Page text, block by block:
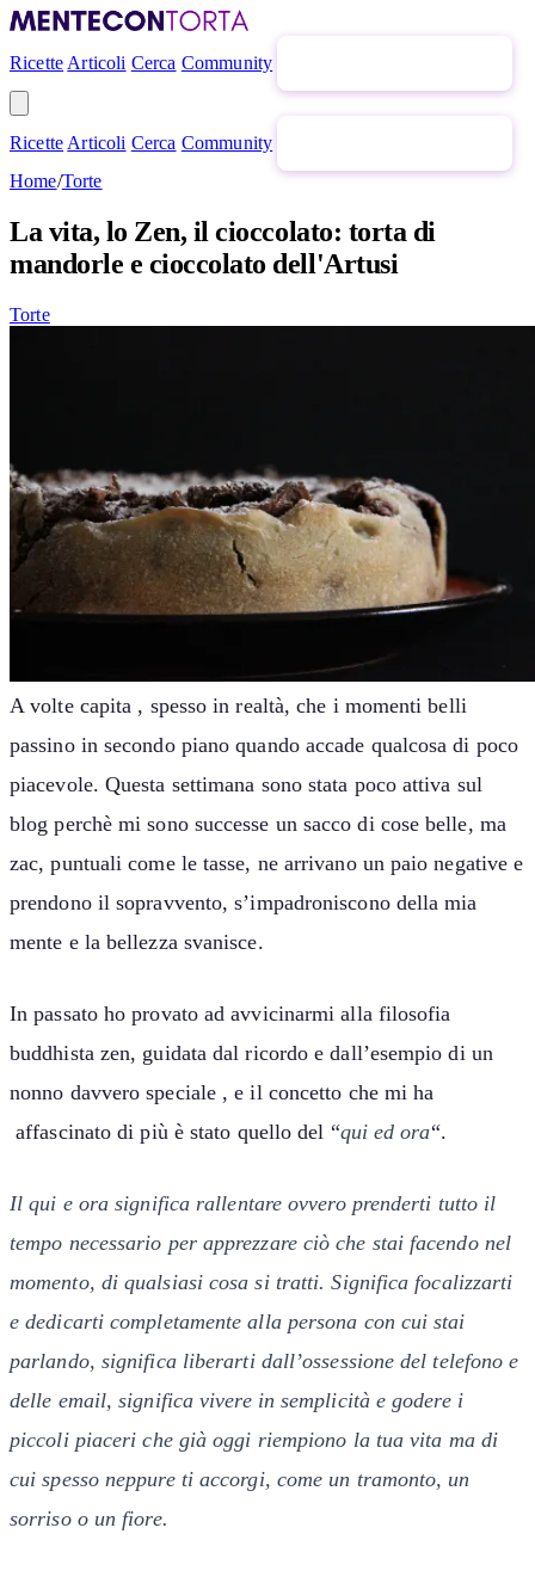
Ricette Articoli Cerca Community
Ricette Articoli Cerca Community
Home/Torte
La vita, lo Zen, il cioccolato: torta di
mandorle e cioccolato dell'Artusi
Torte
A volte capita , spesso in realtà, che i momenti belli
passino in secondo piano quando accade qualcosa di poco
piacevole. Questa settimana sono stata poco attiva sul
blog perchè mi sono successe un sacco di cose belle, ma
zac, puntuali come le tasse, ne arrivano un paio negative e
prendono il sopravvento, s’impadroniscono della mia
mente e la bellezza svanisce.
In passato ho provato ad avvicinarmi alla filosofia
buddhista zen, guidata dal ricordo e dall’esempio di un
nonno davvero speciale , e il concetto che mi ha
affascinato di più è stato quello del “qui ed ora“.
Il qui e ora significa rallentare ovvero prenderti tutto il
tempo necessario per apprezzare ciò che stai facendo nel
momento, di qualsiasi cosa si tratti. Significa focalizzarti
e dedicarti completamente alla persona con cui stai
parlando, significa liberarti dall’ossessione del telefono e
delle email, significa vivere in semplicità e godere i
piccoli piaceri che già oggi riempiono la tua vita ma di
cui spesso neppure ti accorgi, come un tramonto, un
sorriso o un fiore.